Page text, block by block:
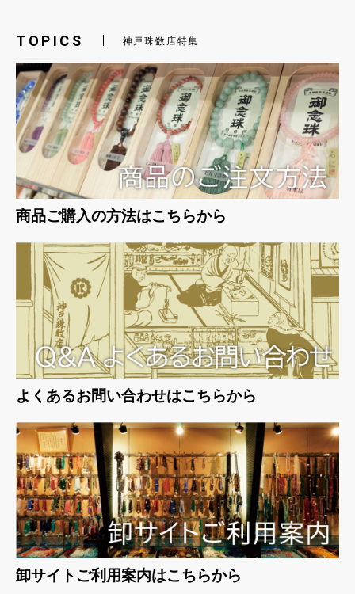
お買い物を続ける
TOPICS 神戸珠数店特集
商品ご購入の方法はこちらから
よくあるお問い合わせはこちらから
卸サイトご利用案内はこちらから